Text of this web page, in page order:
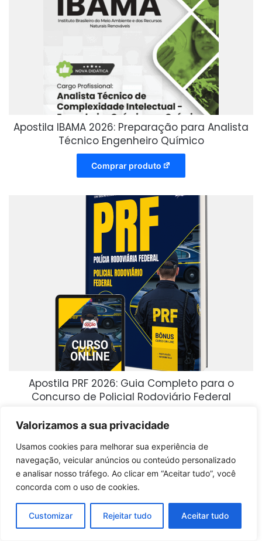
Valorizamos a sua privacidade
Usamos cookies para melhorar sua experiência de
navegação, veicular anúncios ou conteúdo personalizado
e analisar nosso tráfego. Ao clicar em “Aceitar tudo”, você
concorda com o uso de cookies.
Customizar Rejeitar tudo Aceitar tudo
Apostila IBAMA 2026: Preparação para Analista
Técnico Engenheiro Químico
Comprar produto
Apostila PRF 2026: Guia Completo para o
Concurso de Policial Rodoviário Federal
Comprar produto